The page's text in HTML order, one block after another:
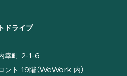
ドライブ
幸町 2-1-6
ント 19階（WeWork 内）